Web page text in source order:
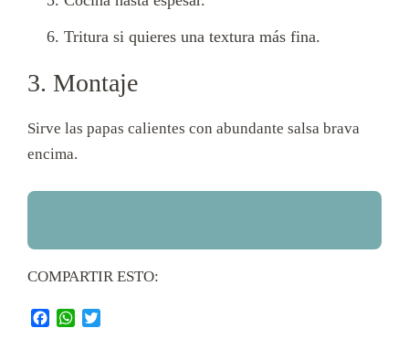
Tritura si quieres una textura más fina.
3. Montaje
Sirve las papas calientes con abundante salsa brava
encima.
COMPARTIR ESTO: